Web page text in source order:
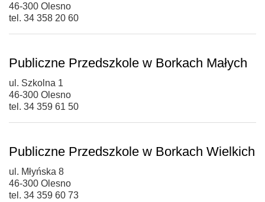
46-300 Olesno
tel. 34 358 20 60
Publiczne Przedszkole w Borkach Małych
ul. Szkolna 1
46-300 Olesno
tel. 34 359 61 50
Publiczne Przedszkole w Borkach Wielkich
ul. Młyńska 8
46-300 Olesno
tel. 34 359 60 73